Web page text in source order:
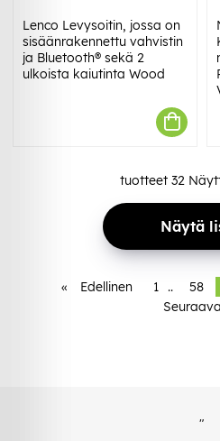
Lenco Levysoitin, jossa on
sisäänrakennettu vahvistin
ja Bluetooth® sekä 2
ulkoista kaiutinta Wood
tuotteet 32
Näytä
« Edellinen 1 .. 58
Seuraava
"